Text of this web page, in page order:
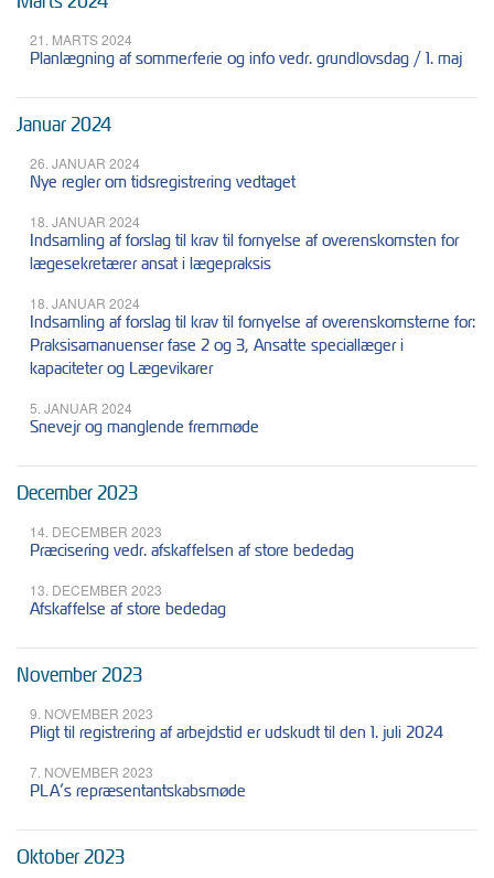
21. MARTS 2024
Planlægning af sommerferie og info vedr. grundlovsdag / 1. maj
Januar 2024
26. JANUAR 2024
Nye regler om tidsregistrering vedtaget
18. JANUAR 2024
Indsamling af forslag til krav til fornyelse af overenskomsten for
lægesekretærer ansat i lægepraksis
18. JANUAR 2024
Indsamling af forslag til krav til fornyelse af overenskomsterne for:
Praksisamanuenser fase 2 og 3, Ansatte speciallæger i
kapaciteter og Lægevikarer
5. JANUAR 2024
Snevejr og manglende fremmøde
December 2023
14. DECEMBER 2023
Præcisering vedr. afskaffelsen af store bededag
13. DECEMBER 2023
Afskaffelse af store bededag
November 2023
9. NOVEMBER 2023
Pligt til registrering af arbejdstid er udskudt til den 1. juli 2024
7. NOVEMBER 2023
PLA’s repræsentantskabsmøde
Oktober 2023